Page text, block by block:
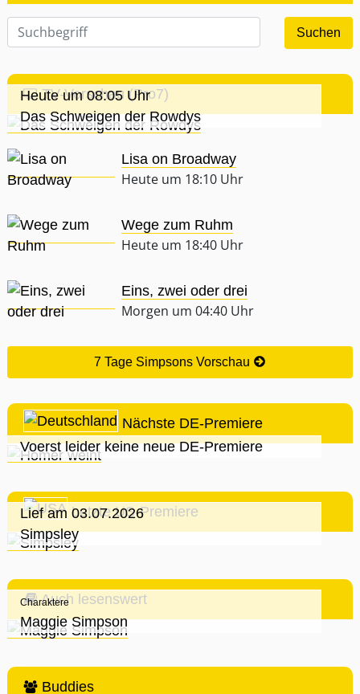
TV-Vorschau (Pro7)
Heute um 08:05 Uhr
Das Schweigen der Rowdys
Lisa on Broadway
Heute um 18:10 Uhr
Wege zum Ruhm
Heute um 18:40 Uhr
Eins, zwei oder drei
Morgen um 04:40 Uhr
7 Tage Simpsons Vorschau
Nächste DE-Premiere
Voerst leider keine neue DE-Premiere
Letzte US-Premiere
Lief am 03.07.2026
Simpsley
Auch lesenswert
Charaktere
Maggie Simpson
Buddies